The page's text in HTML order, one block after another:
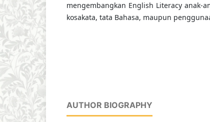
mengembangkan English Literacy anak-
kosakata, tata Bahasa, maupun
AUTHOR BIOGRAPHY